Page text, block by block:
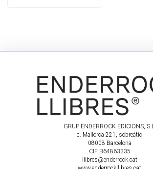
GRUP ENDERROCK EDICIONS, S.L.
c. Mallorca 221, sobreàtic
08008 Barcelona
CIF B64863335
llibres@enderrock.cat